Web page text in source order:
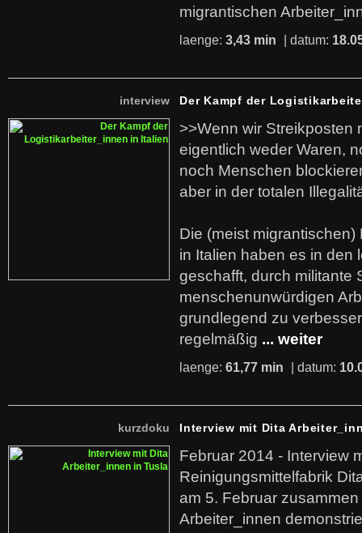
migrantischen
laenge: 3,43 min | datum:
interview Der Kampf der
>>Wenn wir Streikposten
eigentlich weder Waren,
noch Menschen
aber in der totalen
Die (meist
in Italien haben es in den
geschafft, durch militante
menschenunwürdigen
grundlegend zu
regelmäßig ... weiter
laenge: 61,77 min | datum:
kurzdoku Interview mit Dita
Februar 2014 - Interview
Reinigungsmittelfabrik
am 5. Februar
Arbeiter_innen